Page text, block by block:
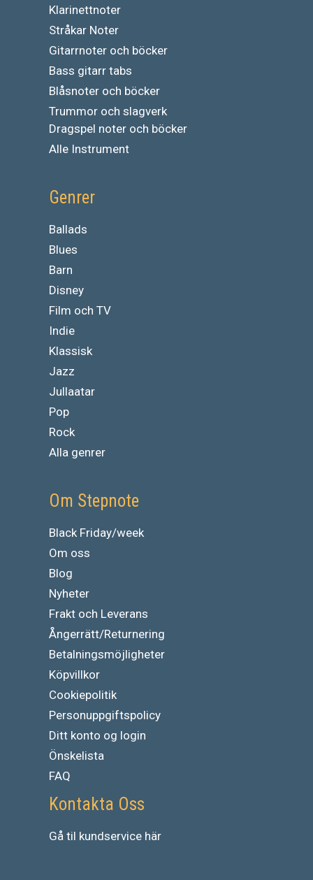
Klarinettnoter
Stråkar Noter
Gitarrnoter och böcker
Bass gitarr tabs
Blåsnoter och böcker
Trummor och slagverk
Dragspel noter och böcker
Alle Instrument
Genrer
Ballads
Blues
Barn
Disney
Film och TV
Indie
Klassisk
Jazz
Jullaatar
Pop
Rock
Alla genrer
Om Stepnote
Black Friday/week
Om oss
Blog
Nyheter
Frakt och Leverans
Ångerrätt/Returnering
Betalningsmöjligheter
Köpvillkor
Cookiepolitik
Personuppgiftspolicy
Ditt konto og login
Önskelista
FAQ
Kontakta Oss
Gå til kundservice här